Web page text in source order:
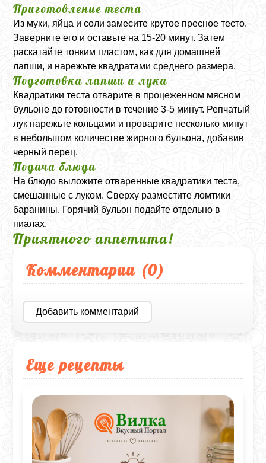
Приготовление теста
Из муки, яйца и соли замесите крутое пресное тесто.
Заверните его и оставьте на 15-20 минут. Затем
раскатайте тонким пластом, как для домашней
лапши, и нарежьте квадратами среднего размера.
Подготовка лапши и лука
Квадратики теста отварите в процеженном мясном
бульоне до готовности в течение 3-5 минут. Репчатый
лук нарежьте кольцами и проварите несколько минут
в небольшом количестве жирного бульона, добавив
черный перец.
Подача блюда
На блюдо выложите отваренные квадратики теста,
смешанные с луком. Сверху разместите ломтики
баранины. Горячий бульон подайте отдельно в
пиалах.
Приятного аппетита!
Комментарии (0)
Добавить комментарий
Еще рецепты